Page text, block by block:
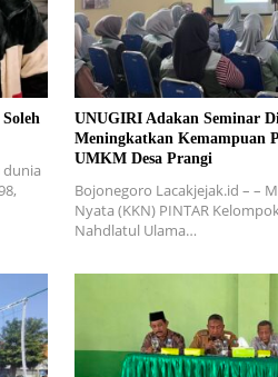
dunia
UNUGIRI Adakan Seminar
Meningkatkan Kemampuan
UMKM Desa Prangi
Bojonegoro Lacakjejak.id – –
Nyata (KKN) PINTAR
Nahdlatul Ulama…